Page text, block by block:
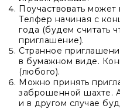
Поучаствовать
Телфер начиная с
года (будем считать
приглашение).
Странное
в бумажном виде.
(любого).
Можно принять
заброшенной шахте.
и в другом случае